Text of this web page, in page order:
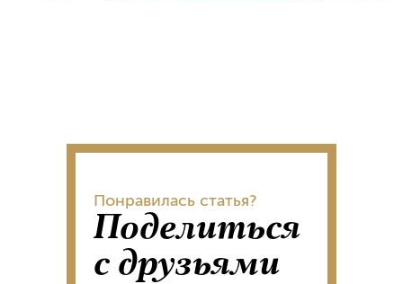
Понравилась статья?
Поделиться
с друзьями